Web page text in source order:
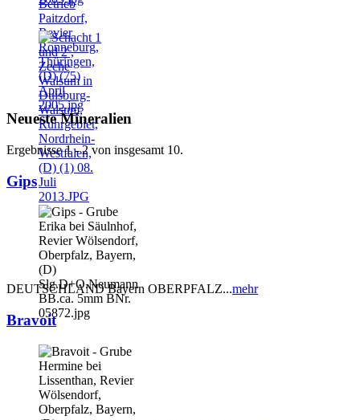
Neueste Mineralien
Ergebnisse 1 - 2 von insgesamt 10.
Gips
DEUTSCHLAND Bayern OBERPFALZ...mehr
Bravoit